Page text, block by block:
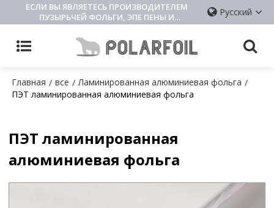
ЕСЛИ ВЫ ЯВЛЯЕТЕСЬ ПРОИЗВОДИТЕЛЕМ
ПУЗЫРЬЧЕЙ ФОЛЬГИ, ЭПЕ ПЕНЫ И
ИЗОЛЯЦИОННОЙ ПОДКЛАДКИ, ПОЖАЛУЙСТА,
СВЯЖИТЕСЬ С НАМИ
Русский
Главная / все / Ламинированная алюминиевая фольга /
ПЭТ ламинированная алюминиевая фольга
ПЭТ ламинированная
алюминиевая фольга